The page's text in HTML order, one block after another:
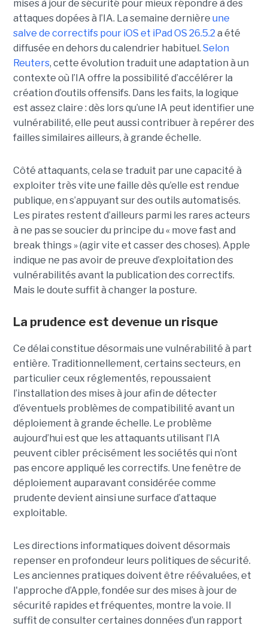
mises à jour de sécurité pour mieux répondre à des
attaques dopées à l’IA. La semaine dernière une
salve de correctifs pour iOS et iPad OS 26.5.2 a été
diffusée en dehors du calendrier habituel. Selon
Reuters, cette évolution traduit une adaptation à un
contexte où l’IA offre la possibilité d’accélérer la
création d’outils offensifs. Dans les faits, la logique
est assez claire : dès lors qu’une IA peut identifier une
vulnérabilité, elle peut aussi contribuer à repérer des
failles similaires ailleurs, à grande échelle.
Côté attaquants, cela se traduit par une capacité à
exploiter très vite une faille dès qu’elle est rendue
publique, en s’appuyant sur des outils automatisés.
Les pirates restent d’ailleurs parmi les rares acteurs
à ne pas se soucier du principe du « move fast and
break things » (agir vite et casser des choses). Apple
indique ne pas avoir de preuve d’exploitation des
vulnérabilités avant la publication des correctifs.
Mais le doute suffit à changer la posture.
La prudence est devenue un risque
Ce délai constitue désormais une vulnérabilité à part
entière. Traditionnellement, certains secteurs, en
particulier ceux réglementés, repoussaient
l’installation des mises à jour afin de détecter
d’éventuels problèmes de compatibilité avant un
déploiement à grande échelle. Le problème
aujourd’hui est que les attaquants utilisant l’IA
peuvent cibler précisément les sociétés qui n’ont
pas encore appliqué les correctifs. Une fenêtre de
déploiement auparavant considérée comme
prudente devient ainsi une surface d’attaque
exploitable.
Les directions informatiques doivent désormais
repenser en profondeur leurs politiques de sécurité.
Les anciennes pratiques doivent être réévaluées, et
l'approche d’Apple, fondée sur des mises à jour de
sécurité rapides et fréquentes, montre la voie. Il
suffit de consulter certaines données d’un rapport